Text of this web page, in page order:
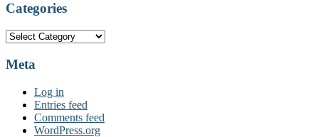
Categories
Categories
Meta
Log in
Entries feed
Comments feed
WordPress.org